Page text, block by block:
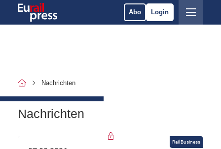
Abo Login
Nachrichten
Nachrichten
Rail Business